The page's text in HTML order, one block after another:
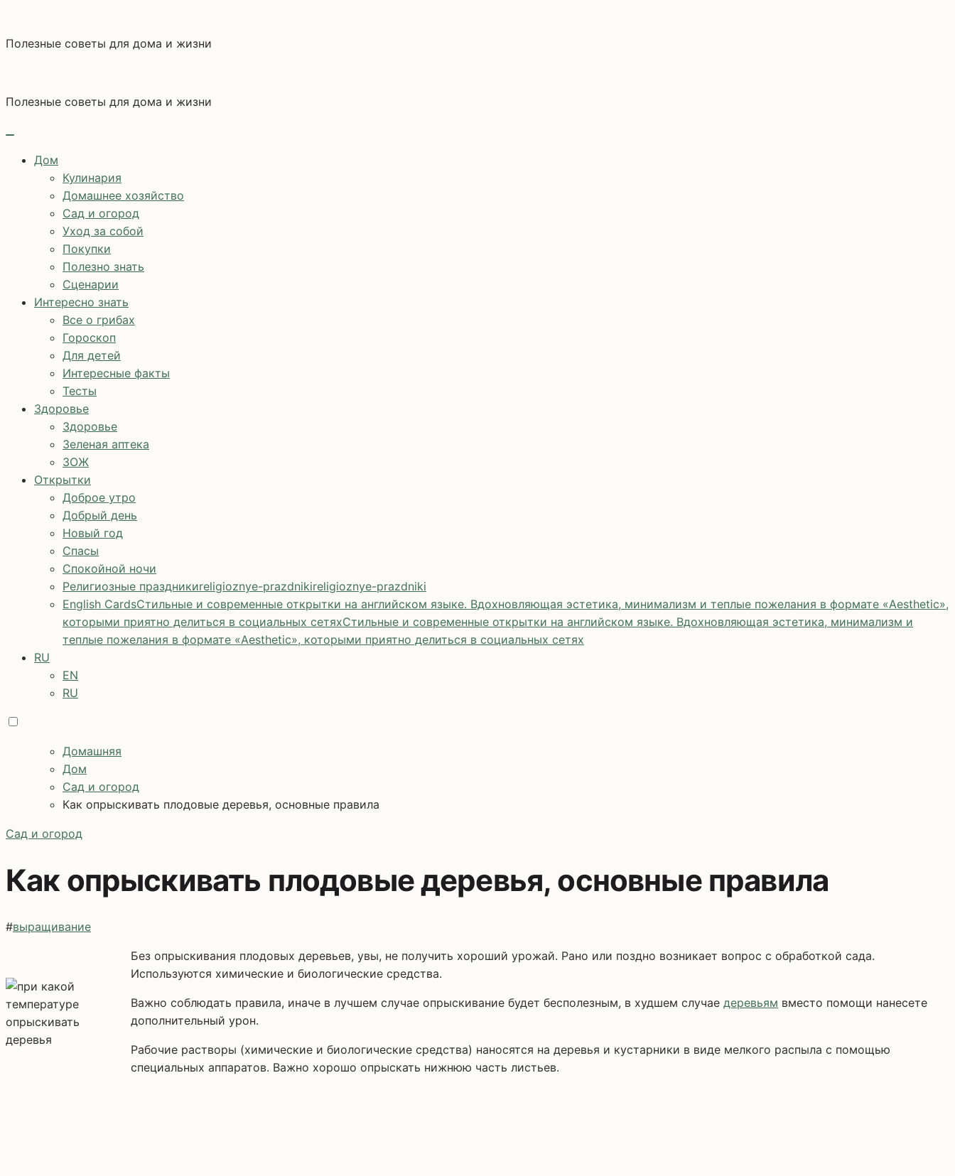
содержимому
Полезные советы для дома и жизни
Полезные советы для дома и жизни
Дом
Кулинария
Домашнее хозяйство
Сад и огород
Уход за собой
Покупки
Полезно знать
Сценарии
Интересно знать
Все о грибах
Гороскоп
Для детей
Интересные факты
Тесты
Здоровье
Здоровье
Зеленая аптека
ЗОЖ
Открытки
Доброе утро
Добрый день
Новый год
Спасы
Спокойной ночи
Религиозные праздникиreligioznye-prazdnikireligioznye-prazdniki
English CardsСтильные и современные открытки на английском языке. Вдохновляющая эстетика, минимализм и теплые пожелания в формате «Aesthetic»,
которыми приятно делиться в социальных сетяхСтильные и современные открытки на английском языке. Вдохновляющая эстетика, минимализм и
теплые пожелания в формате «Aesthetic», которыми приятно делиться в социальных сетях
RU
EN
RU
Домашняя
Дом
Сад и огород
Как опрыскивать плодовые деревья, основные правила
Сад и огород
Как опрыскивать плодовые деревья, основные правила
#выращивание
Без опрыскивания плодовых деревьев, увы, не получить хороший урожай. Рано или поздно возникает вопрос с обработкой сада.
Используются химические и биологические средства.
Важно соблюдать правила, иначе в лучшем случае опрыскивание будет бесполезным, в худшем случае деревьям вместо помощи нанесете
дополнительный урон.
Рабочие растворы (химические и биологические средства) наносятся на деревья и кустарники в виде мелкого распыла с помощью
специальных аппаратов. Важно хорошо опрыскать нижнюю часть листьев.